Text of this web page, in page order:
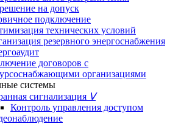
на допуск
подключение
технических условий
резервного энергоснабжения
договоров с
организациями
системы
сигнализация ᐯ
Контроль управления доступом